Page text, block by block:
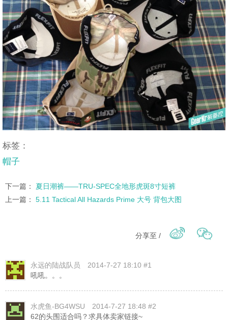
标签：
帽子
下一篇： 夏日潮裤——TRU-SPEC全地形虎斑8寸短裤
上一篇： 5.11 Tactical All Hazards Prime 大号 背包大图
分享至 /
永远的陆战队员
2014-7-27 18:10 #1
吼吼。。。
水虎鱼-BG4WSU
2014-7-27 18:48 #2
62的头围适合吗？求具体卖家链接~